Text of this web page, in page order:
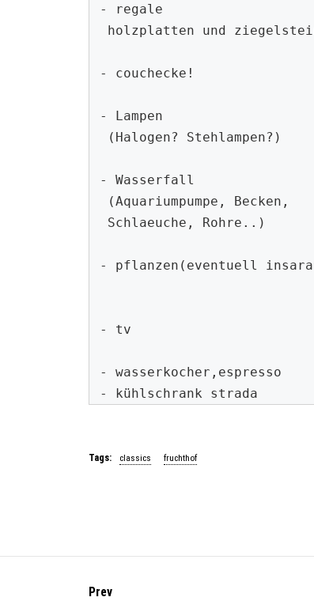
- regale
- couchecke!
- Lampen
- Wasserfall
- pflanzen(eventuell
- tv
- wasserkocher,espresso
- kühlschrank strada
Tags: classics fruchthof
Prev